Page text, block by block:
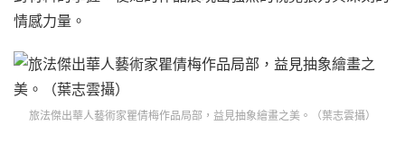
情感力量。
旅法傑出華人藝術家瞿倩梅作品局部，益見抽象繪畫之美。（葉志雲攝）